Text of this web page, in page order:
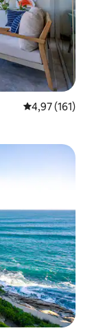
Prosječna
4,97 (161)